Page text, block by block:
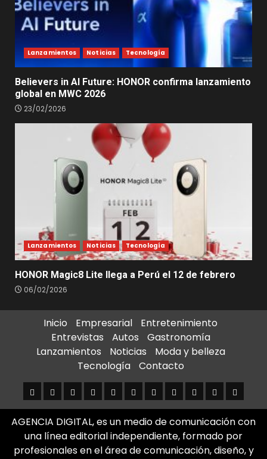
Lanzamientos Noticias Tecnología
Believers in AI Future: HONOR confirma lanzamiento
global en MWC 2026
23/02/2026
Lanzamientos Noticias Tecnología
HONOR Magic8 Lite llega a Perú el 12 de febrero
06/02/2026
Inicio Empresarial
Entretenimiento
Entrevistas
Autos
Gastronomía
Lanzamientos
Noticias
Moda y belleza
Tecnología
Contacto
InicioEmpresarial
Entretenimiento
Entrevistas
AutosGastronomía
Lanzamientos
NoticiasModa
y
belleza
Tecnología
AGENCIA DIGITAL, es un medio de comunicación con
una línea editorial independiente, formado por
profesionales en el área de comunicación, diseño, y